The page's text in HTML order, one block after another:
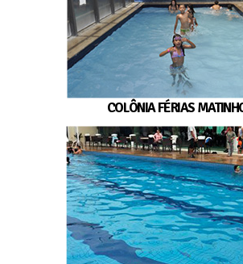
COLÔNIA FÉRIAS